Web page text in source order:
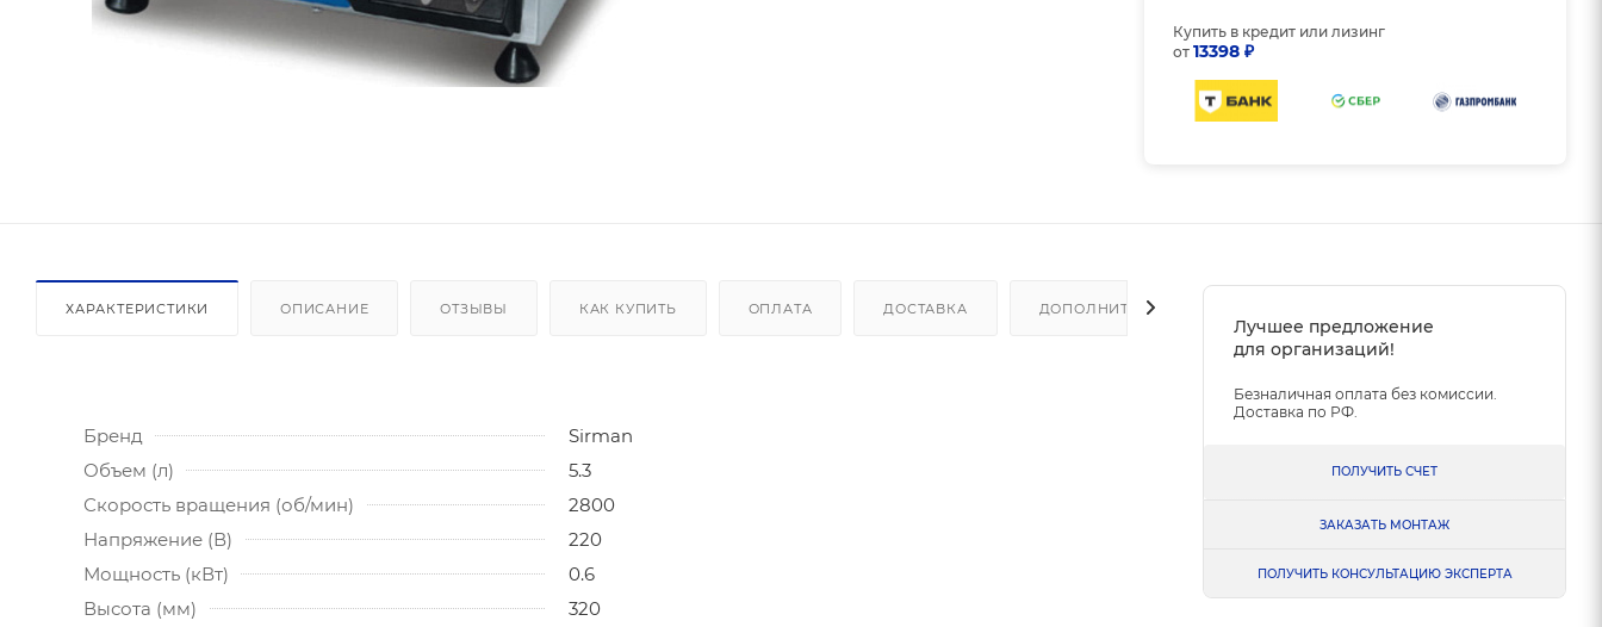
Купить в кредит или лизинг
от13398 ₽
ХАРАКТЕРИСТИКИ ОПИСАНИЕ ОТЗЫВЫ КАК КУПИТЬ ОПЛАТА ДОСТАВКА ДОПОЛНИТЕЛЬНО
Бренд
Sirman
Объем (л)
5.3
Скорость вращения (об/мин)
2800
Напряжение (В)
220
Мощность (кВт)
0.6
Высота (мм)
320
Лучшее предложение
для организаций!
Безналичная оплата без комиссии.
Доставка по РФ.
ПОЛУЧИТЬ СЧЕТ
ЗАКАЗАТЬ МОНТАЖ
ПОЛУЧИТЬ КОНСУЛЬТАЦИЮ ЭКСПЕРТА